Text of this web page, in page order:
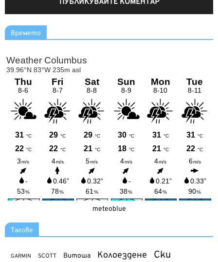
Времето
meteoblue
Тагове
GARMIN SCOTT Витоша Колоездене Ски